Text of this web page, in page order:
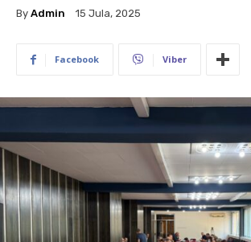
By Admin 15 Jula, 2025
Facebook Viber